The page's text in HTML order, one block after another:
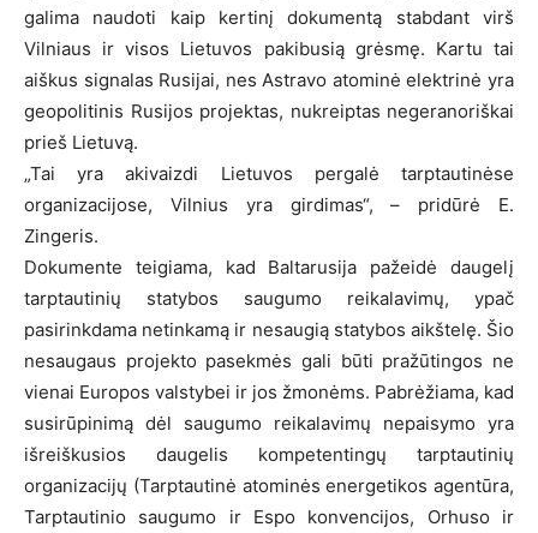
galima naudoti kaip kertinį dokumentą stabdant virš
Vilniaus ir visos Lietuvos pakibusią grėsmę. Kartu tai
aiškus signalas Rusijai, nes Astravo atominė elektrinė yra
geopolitinis Rusijos projektas, nukreiptas negeranoriškai
prieš Lietuvą.
„Tai yra akivaizdi Lietuvos pergalė tarptautinėse
organizacijose, Vilnius yra girdimas“, – pridūrė E.
Zingeris.
Dokumente teigiama, kad Baltarusija pažeidė daugelį
tarptautinių statybos saugumo reikalavimų, ypač
pasirinkdama netinkamą ir nesaugią statybos aikštelę. Šio
nesaugaus projekto pasekmės gali būti pražūtingos ne
vienai Europos valstybei ir jos žmonėms. Pabrėžiama, kad
susirūpinimą dėl saugumo reikalavimų nepaisymo yra
išreiškusios daugelis kompetentingų tarptautinių
organizacijų (Tarptautinė atominės energetikos agentūra,
Tarptautinio saugumo ir Espo konvencijos, Orhuso ir